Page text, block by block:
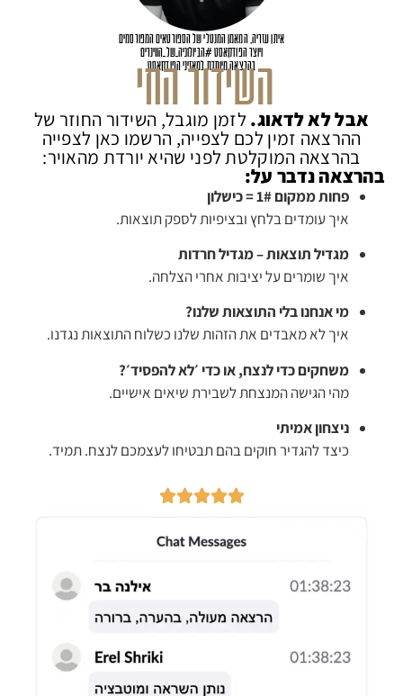
איתן עזריה, המאמן המנטלי של הספורטאים המפורסמים
ויוצר הפודקאסט #הביולוגיה_של_הווינרים
בהרצאה מיוחדת למאזיני הפודקאסטדורהחיהסת
אבל לא לדאוג.לזמן מוגבל,השידור החוזר של
ההרצאה זמין לכם לצפייה, הרשמו כאן לצפייה
בהרצאה המוקלטת לפני שהיא יורדת מהאויר:
בהרצאה נדבר על:
פחות ממקום 1# = כישלון
איך עומדים בלחץ ובציפיות לספק תוצאות.
מגדיל תוצאות – מגדיל חרדות
איך שומרים על יציבות אחרי הצלחה.
מי אנחנו בלי התוצאות שלנו?
איך לא מאבדים את הזהות שלנו כשלוח התוצאות נגדנו.
משחקים כדי לנצח, או כדי ׳לא להפסיד׳?
מהי הגישה המנצחת לשבירת שיאים אישיים.
ניצחון אמיתי
כיצד להגדיר חוקים בהם תבטיחו לעצמכם לנצח. תמיד.




